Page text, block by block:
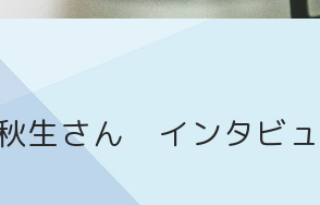
秋生さん インタビ